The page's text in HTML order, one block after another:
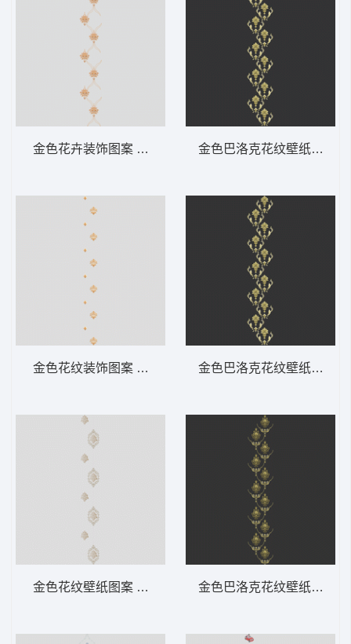
金色花卉装饰图案 软装 装饰 窗帘
金色花纹装饰图案 软装 装饰 窗帘
金色花纹壁纸图案 软装 装饰 窗帘
金色巴洛克花纹壁纸 软装
金色巴洛克花纹壁纸 软装
金色巴洛克花纹壁纸 软装